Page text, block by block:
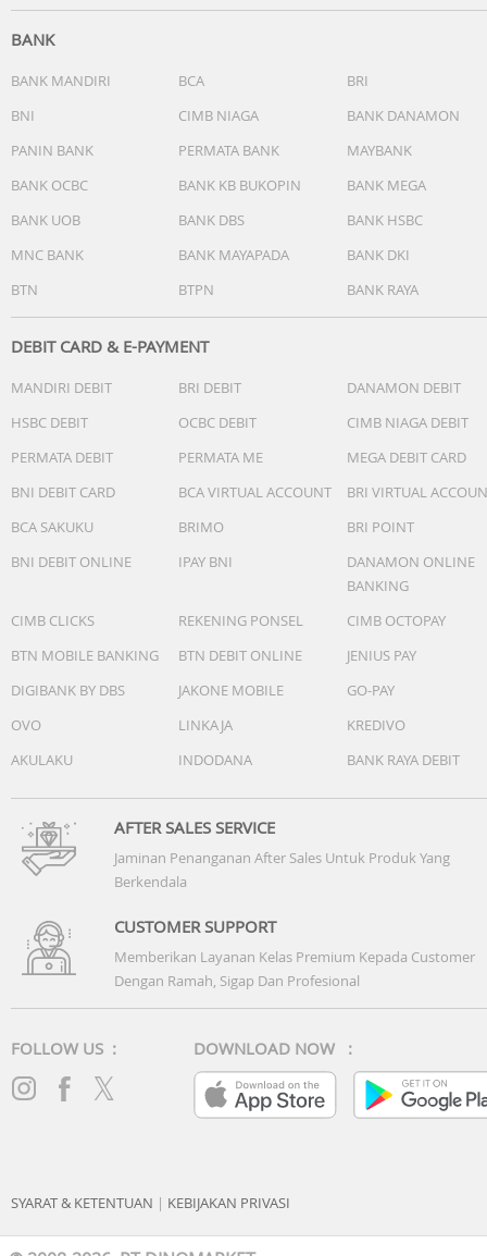
BANK
BANK MANDIRI BCA
BRI
BNI
CIMB NIAGA
BANK DANAMON
PANIN BANK
PERMATA BANK
MAYBANK
BANK OCBC
BANK KB BUKOPIN
BANK MEGA
BANK UOB
BANK DBS
BANK HSBC
MNC BANK
BANK MAYAPADA
BANK DKI
BTN
BTPN BANK RAYA
DEBIT CARD & E-PAYMENT
MANDIRI DEBIT BRI DEBIT
DANAMON DEBIT
HSBC DEBIT
OCBC DEBIT
CIMB NIAGA DEBIT
PERMATA DEBIT
PERMATA ME
MEGA DEBIT CARD
BNI DEBIT CARD
BCA VIRTUAL ACCOUNT
BRI VIRTUAL
BCA SAKUKU
BRIMO
BRI POINT
BNI DEBIT ONLINE
IPAY BNI
DANAMON ONLINE
BANKING
CIMB CLICKS
REKENING PONSEL
CIMB OCTOPAY
BTN MOBILE BANKING
BTN DEBIT ONLINE
JENIUS PAY
DIGIBANK BY DBS
JAKONE MOBILE
GO-PAY
OVO
LINKAJA
KREDIVO
AKULAKU
INDODANA BANK RAYA DEBIT
AFTER SALES SERVICE
Jaminan Penanganan After Sales Untuk Produk Yang
Berkendala
CUSTOMER SUPPORT
Memberikan Layanan Kelas Premium Kepada Customer
Dengan Ramah, Sigap Dan Profesional
FOLLOW US : DOWNLOAD NOW :
SYARAT & KETENTUAN | KEBIJAKAN PRIVASI